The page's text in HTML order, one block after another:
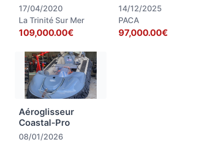
17/04/2020
La Trinité Sur Mer
109,000.00€
14/12/2025
PACA
97,000.00€
Aéroglisseur
Coastal‑Pro
08/01/2026